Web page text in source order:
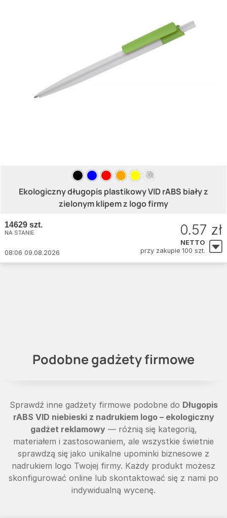
Ekologiczny długopis plastikowy VID rABS biały z
zielonym klipem z logo firmy
14629 szt.
NA STANIE
08:06 09.08.2026
0.57 zł
NETTO
przy zakupie 100 szt.
Podobne gadżety firmowe
Sprawdź inne gadżety firmowe podobne do Długopis
rABS VID niebieski z nadrukiem logo – ekologiczny
gadżet reklamowy— różnią się kategorią,
materiałem i zastosowaniem, ale wszystkie świetnie
sprawdzą się jako unikalne upominki biznesowe z
nadrukiem logo Twojej firmy. Każdy produkt możesz
skonfigurować online lub skontaktować się z nami po
indywidualną wycenę.